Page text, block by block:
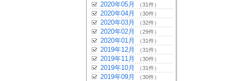
2020年05月 （31件）
2020年04月 （30件）
2020年03月 （32件）
2020年02月 （29件）
2020年01月 （31件）
2019年12月 （31件）
2019年11月 （30件）
2019年10月 （31件）
2019年09月 （30件）